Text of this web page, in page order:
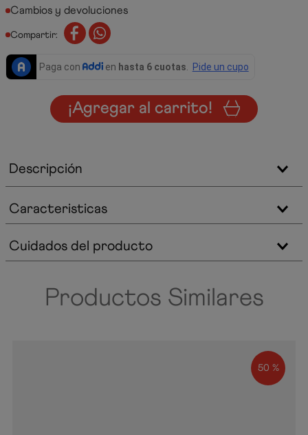
Cambios y devoluciones
Compartir:
¡Agregar al carrito!
Descripción
Caracteristicas
Cuidados del producto
Productos Similares
50 %